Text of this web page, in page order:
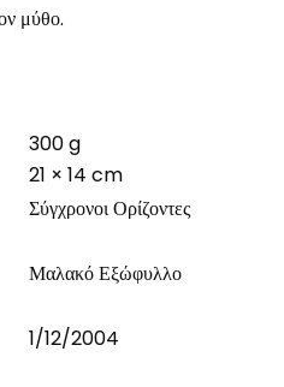
μύθο.
300 g
21 × 14 cm
Σύγχρονοι Ορίζοντες
Μαλακό Εξώφυλλο
1/12/2004